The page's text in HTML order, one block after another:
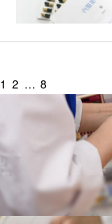
投
ペ
送
1 2 … 8